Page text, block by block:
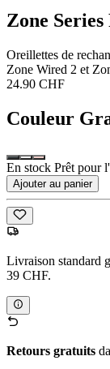
Zone
Oreillettes de
Zone Wired 2 et
24.90 CHF
Couleur
En stock Prêt pour
Ajouter au panier
Livraison standard
39 CHF.
Retours gratuits